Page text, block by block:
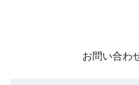
お問い合わ